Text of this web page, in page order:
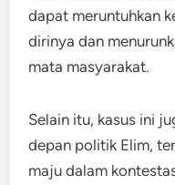
dapat meruntuhkan
dirinya dan
mata masyarakat.
Selain itu, kasus ini
depan politik Elim,
maju dalam